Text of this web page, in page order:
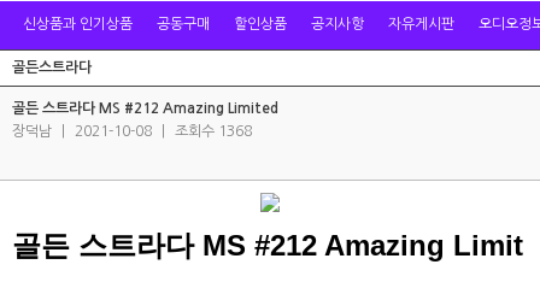
신상품과 인기상품 공동구매 할인상품 공지사항 자유게시판 오디오정
골든스트라다
골든 스트라다 MS #212 Amazing Limited
장덕남
2021-10-08 조회수 1368
​골든 스트라다 MS #212 Amazing Limit